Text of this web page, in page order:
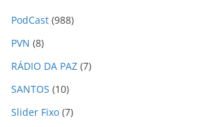
PodCast (988)
PVN (8)
RÁDIO DA PAZ (7)
SANTOS (10)
Slider Fixo (7)